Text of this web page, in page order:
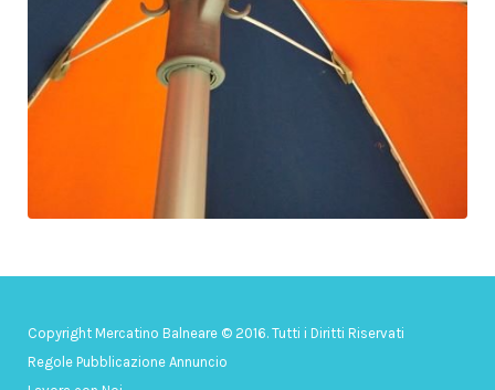
Copyright Mercatino Balneare © 2016. Tutti i Diritti Riservati
Regole Pubblicazione Annuncio